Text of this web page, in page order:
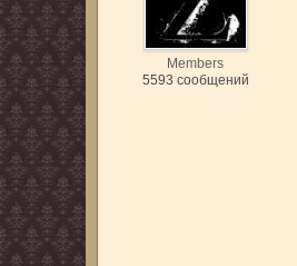
Members
5593 сообщений